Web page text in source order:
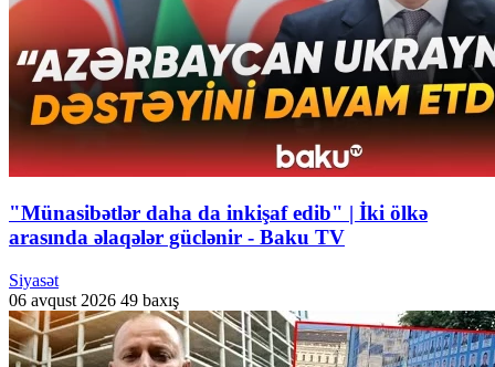
"Münasibətlər daha da inkişaf edib" | İki ölkə
arasında əlaqələr güclənir - Baku TV
Siyasət
06 avqust 2026 49 baxış